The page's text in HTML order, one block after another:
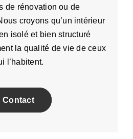
de rénovation ou de
croyons qu’un intérieur
isolé et bien structuré
la qualité de vie de ceux
l’habitent.
Contact